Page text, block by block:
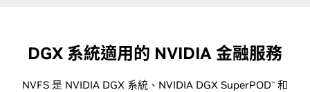
DGX 系統適用的 NVIDIA 金融服務
NVFS 是 NVIDIA DGX 系統、NVIDIA DGX SuperPOD™ 和